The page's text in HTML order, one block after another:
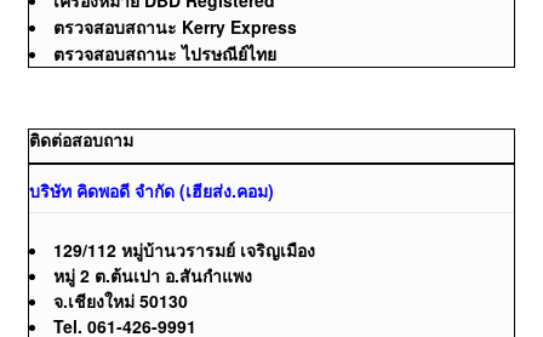
ตรวจสอบสถานะ Kerry Express
ตรวจสอบสถานะ ไปรษณีย์ไทย
ติดต่อสอบถาม
บริษัท คิดพอดี จำกัด (เฮียส่ง.คอม)
129/112 หมู่บ้านวรารมย์ เจริญเมือง
หมู่ 2 ต.ต้นเปา อ.สันกำแพง
จ.เชียงใหม่ 50130
Tel. 061-426-9991